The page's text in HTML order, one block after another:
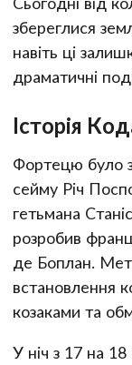
збереглися
навіть ці
драматичні
Історія
Фортецю було
сейму Річ
гетьмана
розробив
де Боплан.
встановлення
козаками та
У ніч з 17 на